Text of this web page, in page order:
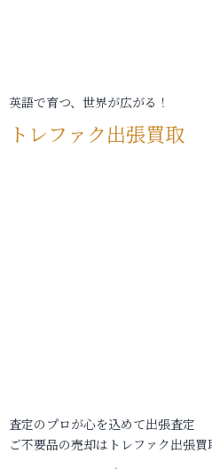
英語で育つ、世界が広がる！
トレファク出張買取
査定のプロが心を込めて出張査定
ご不要品の売却はトレファク出張買